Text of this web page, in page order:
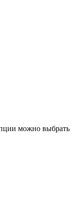
можно выбрать